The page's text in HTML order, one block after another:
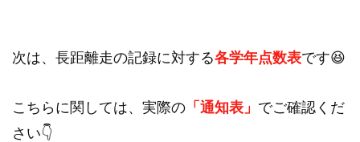
次は、長距離走の記録に対する各学年点数表です😆
こちらに関しては、実際の 「通知表」 でご確認くだ
さい👇